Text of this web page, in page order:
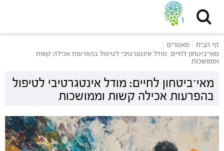
דף הבית
מאמרים
מאי־ביטחון לחיים: מודל אינטגרטיבי לטיפול בהפרעות אכילה קשות
וממושכות
מאי־ביטחון לחיים: מודל אינטגרטיבי לטיפול
בהפרעות אכילה קשות וממושכות